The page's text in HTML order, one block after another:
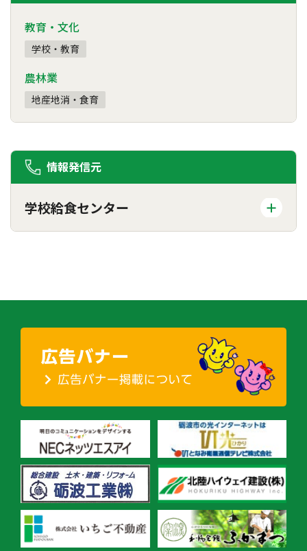
教育・文化
学校・教育
農林業
地産地消・食育
情報発信元
学校給食センター